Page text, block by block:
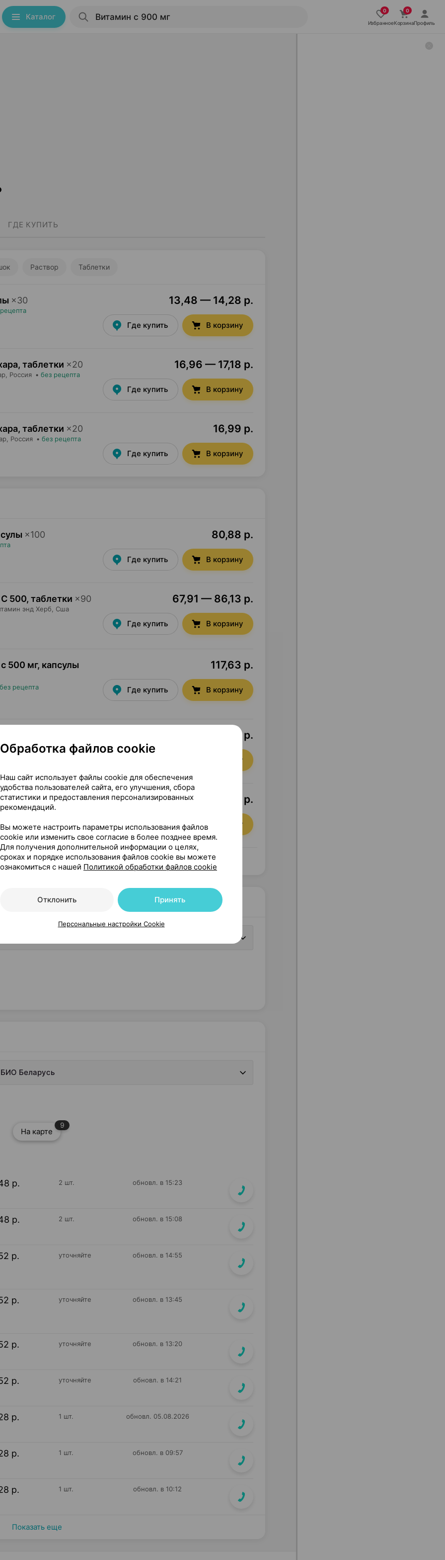
Каталог
ИзбранноеКорзинаПрофиль
ГДЕ КУПИТЬ
Раствор Таблетки
×30 13,48 — 14,28 р.
Где купить В корзину
таблетки ×20
, Россия • без рецепта
16,96 — 17,18 р.
Где купить В корзину
таблетки ×20
, Россия • без рецепта
16,99 р.
Где купить В корзину
×100 80,88 р.
Где купить В корзину
500, таблетки ×90
энд Херб , Сша
67,91 — 86,13 р.
Где купить В корзину
500 мг, капсулы
без рецепта
117,63 р.
Где купить В корзину
, Россия•без рецепта
0,97 р.
В корзину
×10
, Россия•без рецепта
0,97 р.
Где купить В корзину
Показать еще
Беларусь
Беларусь
На карте
9
р. 2 шт. обновл. в 15:23
р. 2 шт. обновл. в 15:08
р. уточняйте обновл. в 14:55
р. уточняйте обновл. в 13:45
р. уточняйте обновл. в 13:20
р. уточняйте обновл. в 14:21
р. 1 шт. обновл. 05.08.2026
р. 1 шт. обновл. в 09:57
р. 1 шт. обновл. в 10:12
Показать еще
Обработка файлов cookie
Наш сайт использует файлы cookie для обеспечения
удобства пользователей сайта, его улучшения, сбора
статистики и предоставления персонализированных
рекомендаций.
Вы можете настроить параметры использования файлов
cookie или изменить свое согласие в более позднее время.
Для получения дополнительной информации о целях,
сроках и порядке использования файлов cookie вы можете
ознакомиться с нашей Политикой обработки файлов cookie
Отклонить Принять
Персональные настройки Cookie